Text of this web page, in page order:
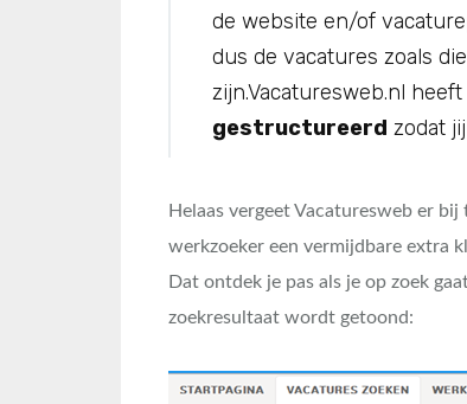
de website en/of
dus de vacatures zoals
zijn.Vacaturesweb.nl
gestructureerd zodat
Helaas vergeet Vacaturesweb er
werkzoeker een vermijdbare extra
Dat ontdek je pas als je op zoek
zoekresultaat wordt getoond: